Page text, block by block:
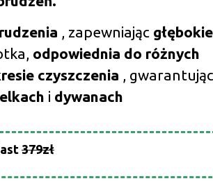
, zapewniając głębokie
odpowiednia do różnych
czyszczenia , gwarantując
i dywanach
379zł